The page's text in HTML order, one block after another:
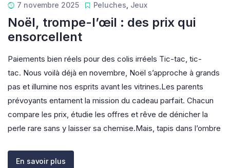
7 novembre 2025 Peluches Jeux
Noël, trompe-l’œil : des prix qui
ensorcellent
Paiements bien réels pour des colis irréels Tic-tac, tic-
tac. Nous voilà déjà en novembre, Noël s’approche à grands
pas et illumine nos esprits avant les vitrines.Les parents
prévoyants entament la mission du cadeau parfait. Chacun
compare les prix, étudie les offres et rêve de dénicher la
perle rare sans y laisser sa chemise.Mais, tapis dans l’ombre
En savoir plus